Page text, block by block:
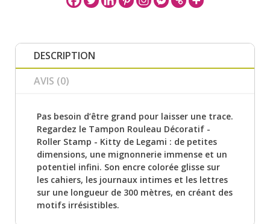
DESCRIPTION
AVIS (0)
Pas besoin d’être grand pour laisser une trace.
Regardez le Tampon Rouleau Décoratif -
Roller Stamp - Kitty de Legami : de petites
dimensions, une mignonnerie immense et un
potentiel infini. Son encre colorée glisse sur
les cahiers, les journaux intimes et les lettres
sur une longueur de 300 mètres, en créant des
motifs irrésistibles.